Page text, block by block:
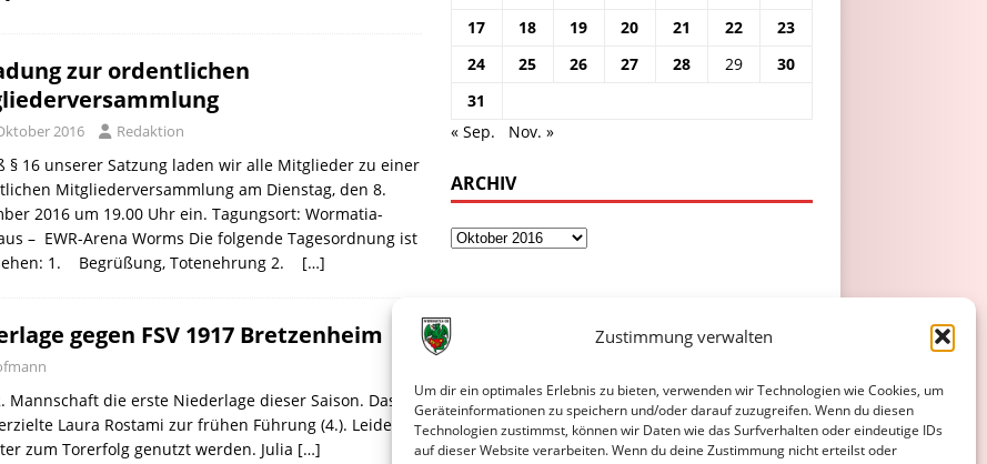
Zustimmung verwalten
Um dir ein optimales Erlebnis zu bieten, verwenden wir Technologien wie Cookies, um
Geräteinformationen zu speichern und/oder darauf zuzugreifen. Wenn du diesen
Technologien zustimmst, können wir Daten wie das Surfverhalten oder eindeutige IDs
auf dieser Website verarbeiten. Wenn du deine Zustimmung nicht erteilst oder
zur ordentlichen
2016 Redaktion
§ 16 unserer Satzung laden wir alle Mitglieder zu einer
Mitgliederversammlung am Dienstag, den 8.
2016 um 19.00 Uhr ein. Tagungsort: Wormatia-
– EWR-Arena Worms Die folgende Tagesordnung ist
1. Begrüßung, Totenehrung 2. […]
gegen FSV 1917 Bretzenheim
Mannschaft die erste Niederlage dieser Saison. Das
Laura Rostami zur frühen Führung (4.). Leider
zum Torerfolg genutzt werden. Julia […]
17
18 19 20 21 22
23
24
25 26 27 28 29
30
31
« Sep.
Nov. »
ARCHIV